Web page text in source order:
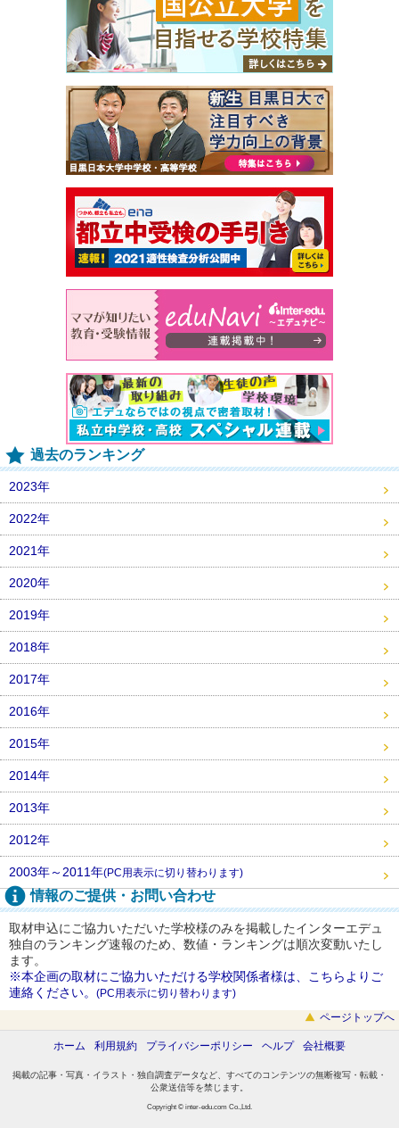
過去のランキング
2023年
2022年
2021年
2020年
2019年
2018年
2017年
2016年
2015年
2014年
2013年
2012年
2003年～2011年(PC用表示に切り替わります)
情報のご提供・お問い合わせ
取材申込にご協力いただいた学校様のみを掲載したインターエデュ
独自のランキング速報のため、数値・ランキングは順次変動いたし
ます。
※本企画の取材にご協力いただける学校関係者様は、こちらよりご
連絡ください。 (PC用表示に切り替わります)
ページトップへ
ホーム 利用規約 プライバシーポリシー ヘルプ 会社概要
掲載の記事・写真・イラスト・独自調査データなど、すべてのコンテンツの無断複写・転載・
公衆送信等を禁じます。
Copyright © inter-edu.com Co.,Ltd.